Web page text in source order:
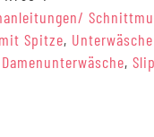
Spitze, Unterwäsche
Damenunterwäsche,